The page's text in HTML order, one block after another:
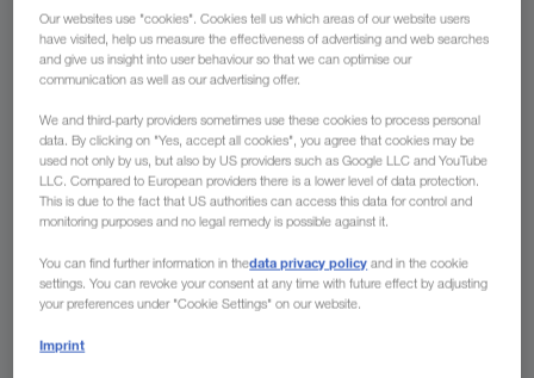
procjenjivanje SQAS (Safety and Quality Assessment for
Sustainability)
razvoj opsežnog sustava upravljanja prijevozničkim
partnerima, integracija prijevozničkih partnera u naše sustave
upravljanja
potpisivanje Europske povelje o sigurnosti cestovnog
prometa
Our websites use "cookies". Cookies tell us which areas of our website users
have visited, help us measure the effectiveness of advertising and web searches
and give us insight into user behaviour so that we can optimise our
communication as well as our advertising offer.
We and third-party providers sometimes use these cookies to process personal
data. By clicking on "Yes, accept all cookies", you agree that cookies may be
used not only by us, but also by US providers such as Google LLC and YouTube
LLC. Compared to European providers there is a lower level of data protection.
This is due to the fact that US authorities can access this data for control and
monitoring purposes and no legal remedy is possible against it.
You can find further information in thedata privacy policy and in the cookie
settings. You can revoke your consent at any time with future effect by adjusting
your preferences under "Cookie Settings" on our website.
Imprint